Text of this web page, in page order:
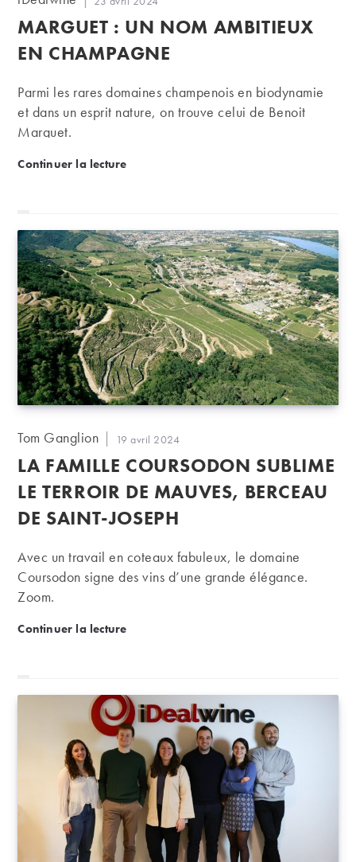
la
publication :
publiée :
MARGUET : UN NOM AMBITIEUX
EN CHAMPAGNE
Parmi les rares domaines champenois en biodynamie
et dans un esprit nature, on trouve celui de Benoit
Marguet.
Continuer la lectureMarguet : un nom ambitieux en Champagne
Auteur/autrice
la
publication :
Tom Ganglion
Publication
publiée :
19 avril 2024
LA FAMILLE COURSODON SUBLIME
LE TERROIR DE MAUVES, BERCEAU
DE SAINT-JOSEPH
Avec un travail en coteaux fabuleux, le domaine
Coursodon signe des vins d’une grande élégance.
Zoom.
Continuer la lectureLa famille Coursodon sublime le terroir de Mauves,